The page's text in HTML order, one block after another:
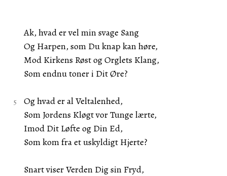
Ak, hvad er vel min svage Sang
Og Harpen, som Du knap kan høre,
Mod Kirkens Røst og Orglets Klang,
Som endnu toner i Dit Øre?
Og hvad er al Veltalenhed,
Som Jordens Kløgt vor Tunge lærte,
Imod Dit Løfte og Din Ed,
Som kom fra et uskyldigt Hjerte?
Snart viser Verden Dig sin Fryd,